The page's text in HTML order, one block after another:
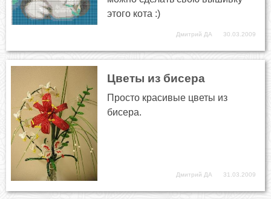
этого кота :)
Дмитрий ДА 30.03.2009
Цветы из бисера
Просто красивые цветы из
бисера.
Дмитрий ДА 31.03.2009